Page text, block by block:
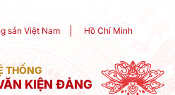
sản Việt Nam
Hồ Chí Minh
THỐNG
KIỆN ĐẢNG